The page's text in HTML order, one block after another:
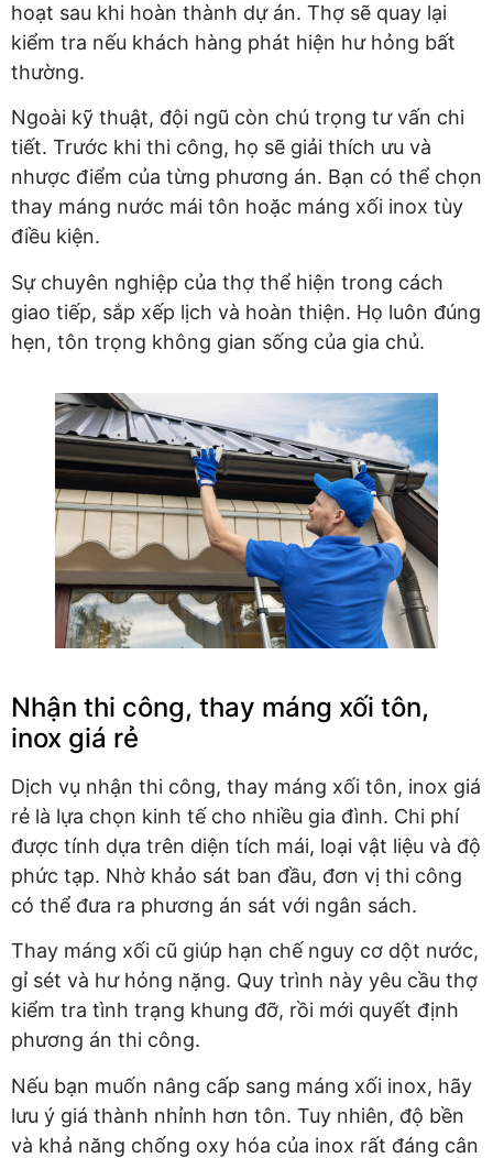
hoạt sau khi hoàn thành dự án. Thợ sẽ quay lại
kiểm tra nếu khách hàng phát hiện hư hỏng bất
thường.
Ngoài kỹ thuật, đội ngũ còn chú trọng tư vấn chi
tiết. Trước khi thi công, họ sẽ giải thích ưu và
nhược điểm của từng phương án. Bạn có thể chọn
thay máng nước mái tôn hoặc máng xối inox tùy
điều kiện.
Sự chuyên nghiệp của thợ thể hiện trong cách
giao tiếp, sắp xếp lịch và hoàn thiện. Họ luôn đúng
hẹn, tôn trọng không gian sống của gia chủ.
Nhận thi công, thay máng xối tôn,
inox giá rẻ
Dịch vụ nhận thi công, thay máng xối tôn, inox giá
rẻ là lựa chọn kinh tế cho nhiều gia đình. Chi phí
được tính dựa trên diện tích mái, loại vật liệu và độ
phức tạp. Nhờ khảo sát ban đầu, đơn vị thi công
có thể đưa ra phương án sát với ngân sách.
Thay máng xối cũ giúp hạn chế nguy cơ dột nước,
gỉ sét và hư hỏng nặng. Quy trình này yêu cầu thợ
kiểm tra tình trạng khung đỡ, rồi mới quyết định
phương án thi công.
Nếu bạn muốn nâng cấp sang máng xối inox, hãy
lưu ý giá thành nhỉnh hơn tôn. Tuy nhiên, độ bền
và khả năng chống oxy hóa của inox rất đáng cân